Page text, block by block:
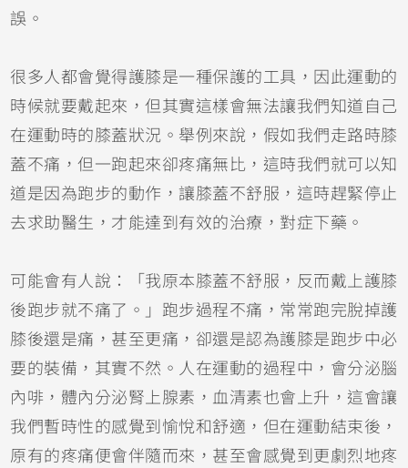
誤。
很多人都會覺得護膝是一種保護的工具，因此運動的
時候就要戴起來，但其實這樣會無法讓我們知道自己
在運動時的膝蓋狀況。舉例來說，假如我們走路時膝
蓋不痛，但一跑起來卻疼痛無比，這時我們就可以知
道是因為跑步的動作，讓膝蓋不舒服，這時趕緊停止
去求助醫生，才能達到有效的治療，對症下藥。
可能會有人說：「我原本膝蓋不舒服，反而戴上護膝
後跑步就不痛了。」跑步過程不痛，常常跑完脫掉護
膝後還是痛，甚至更痛，卻還是認為護膝是跑步中必
要的裝備，其實不然。人在運動的過程中，會分泌腦
內啡，體內分泌腎上腺素，血清素也會上升，這會讓
我們暫時性的感覺到愉悅和舒適，但在運動結束後，
原有的疼痛便會伴隨而來，甚至會感覺到更劇烈地疼